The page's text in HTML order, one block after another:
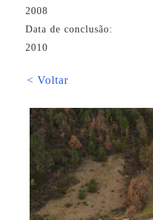
2008
Data de conclusão:
2010
< Voltar